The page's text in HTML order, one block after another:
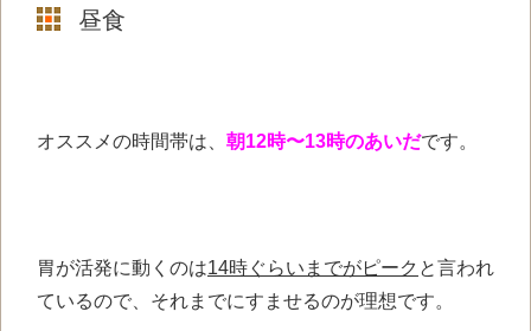
昼食
オススメの時間帯は、 朝12時〜13時のあいだです。
胃が活発に動くのは14時ぐらいまでがピーク と言われ
ているので、それまでにすませるのが理想です。